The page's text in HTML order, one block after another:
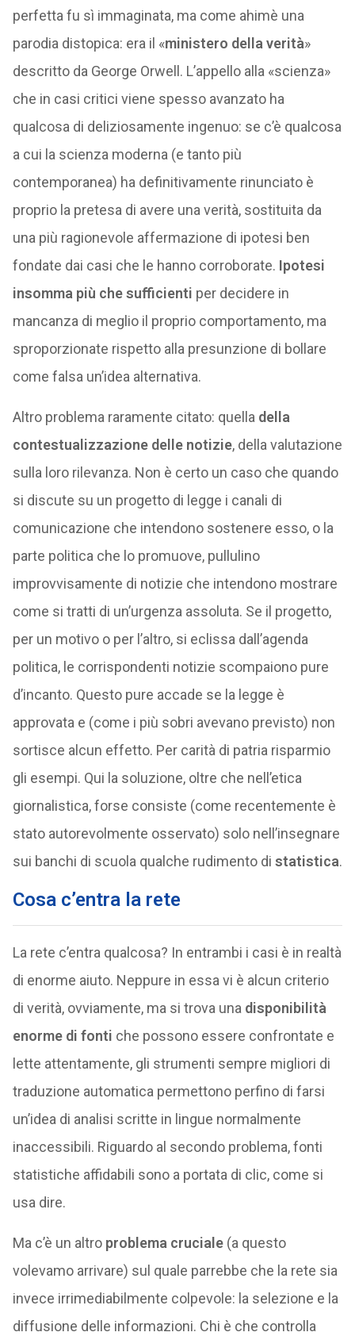
perfetta fu sì immaginata, ma come ahimè una
parodia distopica: era il «ministero della verità»
descritto da George Orwell. L’appello alla «scienza»
che in casi critici viene spesso avanzato ha
qualcosa di deliziosamente ingenuo: se c’è qualcosa
a cui la scienza moderna (e tanto più
contemporanea) ha definitivamente rinunciato è
proprio la pretesa di avere una verità, sostituita da
una più ragionevole affermazione di ipotesi ben
fondate dai casi che le hanno corroborate. Ipotesi
insomma più che sufficienti per decidere in
mancanza di meglio il proprio comportamento, ma
sproporzionate rispetto alla presunzione di bollare
come falsa un’idea alternativa.
Altro problema raramente citato: quella della
contestualizzazione delle notizie, della valutazione
sulla loro rilevanza. Non è certo un caso che quando
si discute su un progetto di legge i canali di
comunicazione che intendono sostenere esso, o la
parte politica che lo promuove, pullulino
improvvisamente di notizie che intendono mostrare
come si tratti di un’urgenza assoluta. Se il progetto,
per un motivo o per l’altro, si eclissa dall’agenda
politica, le corrispondenti notizie scompaiono pure
d’incanto. Questo pure accade se la legge è
approvata e (come i più sobri avevano previsto) non
sortisce alcun effetto. Per carità di patria risparmio
gli esempi. Qui la soluzione, oltre che nell’etica
giornalistica, forse consiste (come recentemente è
stato autorevolmente osservato) solo nell’insegnare
sui banchi di scuola qualche rudimento di statistica.
Cosa c’entra la rete
La rete c’entra qualcosa? In entrambi i casi è in realtà
di enorme aiuto. Neppure in essa vi è alcun criterio
di verità, ovviamente, ma si trova una disponibilità
enorme di fonti che possono essere confrontate e
lette attentamente, gli strumenti sempre migliori di
traduzione automatica permettono perfino di farsi
un’idea di analisi scritte in lingue normalmente
inaccessibili. Riguardo al secondo problema, fonti
statistiche affidabili sono a portata di clic, come si
usa dire.
Ma c’è un altro problema cruciale(a questo
volevamo arrivare) sul quale parrebbe che la rete sia
invece irrimediabilmente colpevole: la selezione e la
diffusione delle informazioni. Chi è che controlla